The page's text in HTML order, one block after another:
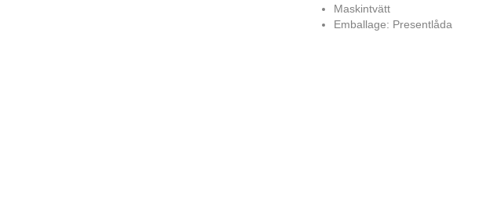
Maskintvätt
Emballage: Presentlåda